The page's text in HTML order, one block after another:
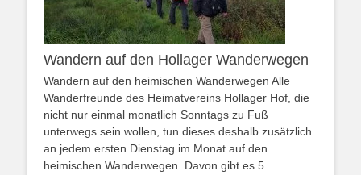
Wandern auf den Hollager Wanderwegen
Wandern auf den heimischen Wanderwegen Alle
Wanderfreunde des Heimatvereins Hollager Hof, die
nicht nur einmal monatlich Sonntags zu Fuß
unterwegs sein wollen, tun dieses deshalb zusätzlich
an jedem ersten Dienstag im Monat auf den
heimischen Wanderwegen. Davon gibt es 5